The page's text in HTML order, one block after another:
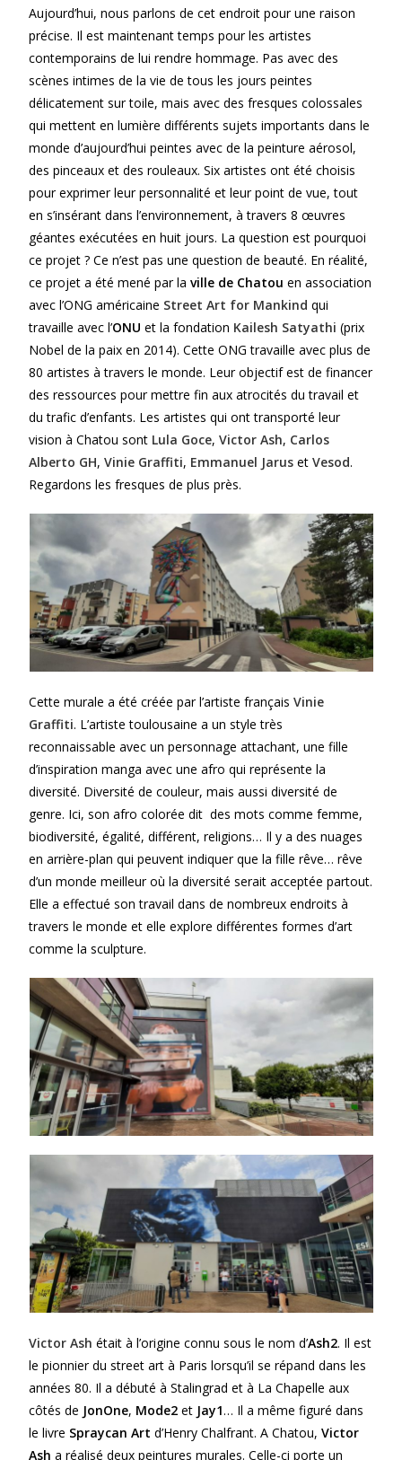
Aujourd’hui, nous parlons de cet endroit pour une raison
précise. Il est maintenant temps pour les artistes
contemporains de lui rendre hommage. Pas avec des
scènes intimes de la vie de tous les jours peintes
délicatement sur toile, mais avec des fresques colossales
qui mettent en lumière différents sujets importants dans le
monde d’aujourd’hui peintes avec de la peinture aérosol,
des pinceaux et des rouleaux. Six artistes ont été choisis
pour exprimer leur personnalité et leur point de vue, tout
en s’insérant dans l’environnement, à travers 8 œuvres
géantes exécutées en huit jours. La question est pourquoi
ce projet ? Ce n’est pas une question de beauté. En réalité,
ce projet a été mené par laville de Chatou en association
avec l’ONG américaine Street Art for Mankind qui
travaille avec l’ONU et la fondation Kailesh Satyathi (prix
Nobel de la paix en 2014). Cette ONG travaille avec plus de
80 artistes à travers le monde. Leur objectif est de financer
des ressources pour mettre fin aux atrocités du travail et
du trafic d’enfants. Les artistes qui ont transporté leur
vision à Chatou sont Lula Goce,Victor Ash, Carlos
Alberto GH,Vinie Graffiti, Emmanuel Jarus etVesod.
Regardons les fresques de plus près.
Cette murale a été créée par l’artiste françaisVinie
Graffiti. L’artiste toulousaine a un style très
reconnaissable avec un personnage attachant, une fille
d’inspiration manga avec une afro qui représente la
diversité. Diversité de couleur, mais aussi diversité de
genre. Ici, son afro colorée dit des mots comme femme,
biodiversité, égalité, différent, religions… Il y a des nuages
en arrière-plan qui peuvent indiquer que la fille rêve… rêve
d’un monde meilleur où la diversité serait acceptée partout.
Elle a effectué son travail dans de nombreux endroits à
travers le monde et elle explore différentes formes d’art
comme la sculpture.
Victor Ash était à l’origine connu sous le nom d’Ash2. Il est
le pionnier du street art à Paris lorsqu’il se répand dans les
années 80. Il a débuté à Stalingrad et à La Chapelle aux
côtés de JonOne, Mode2 et Jay1… Il a même figuré dans
le livre Spraycan Art d’Henry Chalfrant. A Chatou,Victor
Ash a réalisé deux peintures murales. Celle-ci porte un